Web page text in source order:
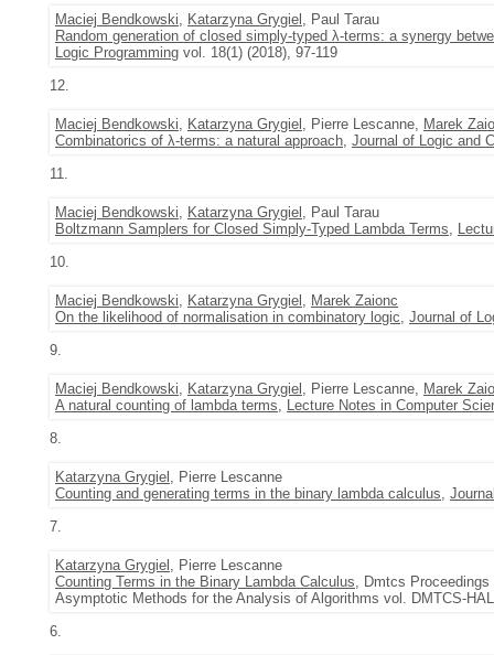
Maciej Bendkowski, Katarzyna Grygiel , Paul Tarau
Random generation of closed simply-typed λ-terms: a synergy
Logic Programming vol. 18(1) (2018), 97-119
12.
Maciej Bendkowski, Katarzyna Grygiel , Pierre Lescanne, Marek
Combinatorics of λ-terms: a natural approach, Journal of Logic and
11.
Maciej Bendkowski, Katarzyna Grygiel , Paul Tarau
Boltzmann Samplers for Closed Simply-Typed Lambda Terms,
10.
Maciej Bendkowski, Katarzyna Grygiel , Marek Zaionc
On the likelihood of normalisation in combinatory logic, Journal of
9.
Maciej Bendkowski, Katarzyna Grygiel , Pierre Lescanne, Marek
A natural counting of lambda terms, Lecture Notes in Computer
8.
Katarzyna Grygiel , Pierre Lescanne
Counting and generating terms in the binary lambda calculus,
7.
Katarzyna Grygiel , Pierre Lescanne
Counting Terms in the Binary Lambda Calculus, Dmtcs
Asymptotic Methods for the Analysis of Algorithms vol. DMTCS-
6.